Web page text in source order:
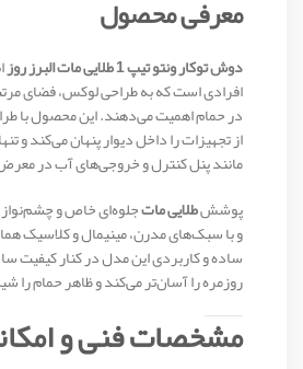
معرفی محصول
دوش توکار ونتو تیپ 1 طلایی مات البرز روز
افرادی است که به طراحی لوکس، فضای
در حمام اهمیت می‌دهند. این محصول با
از تجهیزات را داخل دیوار پنهان می‌کند و
مانند پنل کنترل و خروجی‌های آب در
پوششطلایی ماتجلوه‌ای خاص و
و با سبک‌های مدرن، مینیمال و کلاسیک
ساده و کاربردی این مدل در کنار کیفیت
روزمره را آسان‌تر می‌کند و ظاهر حمام
مشخصات فنی و